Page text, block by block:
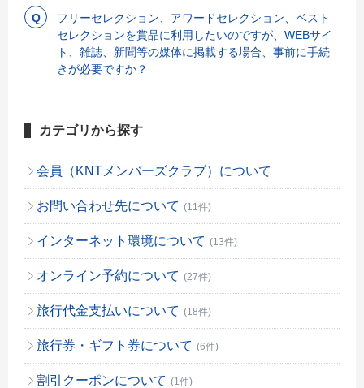
フリーセレクション、アワードセレクション、ベスト
セレクションを賞品に利用したいのですが、WEBサイ
ト、雑誌、新聞等の媒体に掲載する場合、事前に手続
きが必要ですか？
カテゴリから探す
会員（KNTメンバーズクラブ）について
お問い合わせ先について (11件)
インターネット環境について (13件)
オンライン予約について (27件)
旅行代金支払いについて (18件)
旅行券・ギフト券について (6件)
割引クーポンについて (1件)